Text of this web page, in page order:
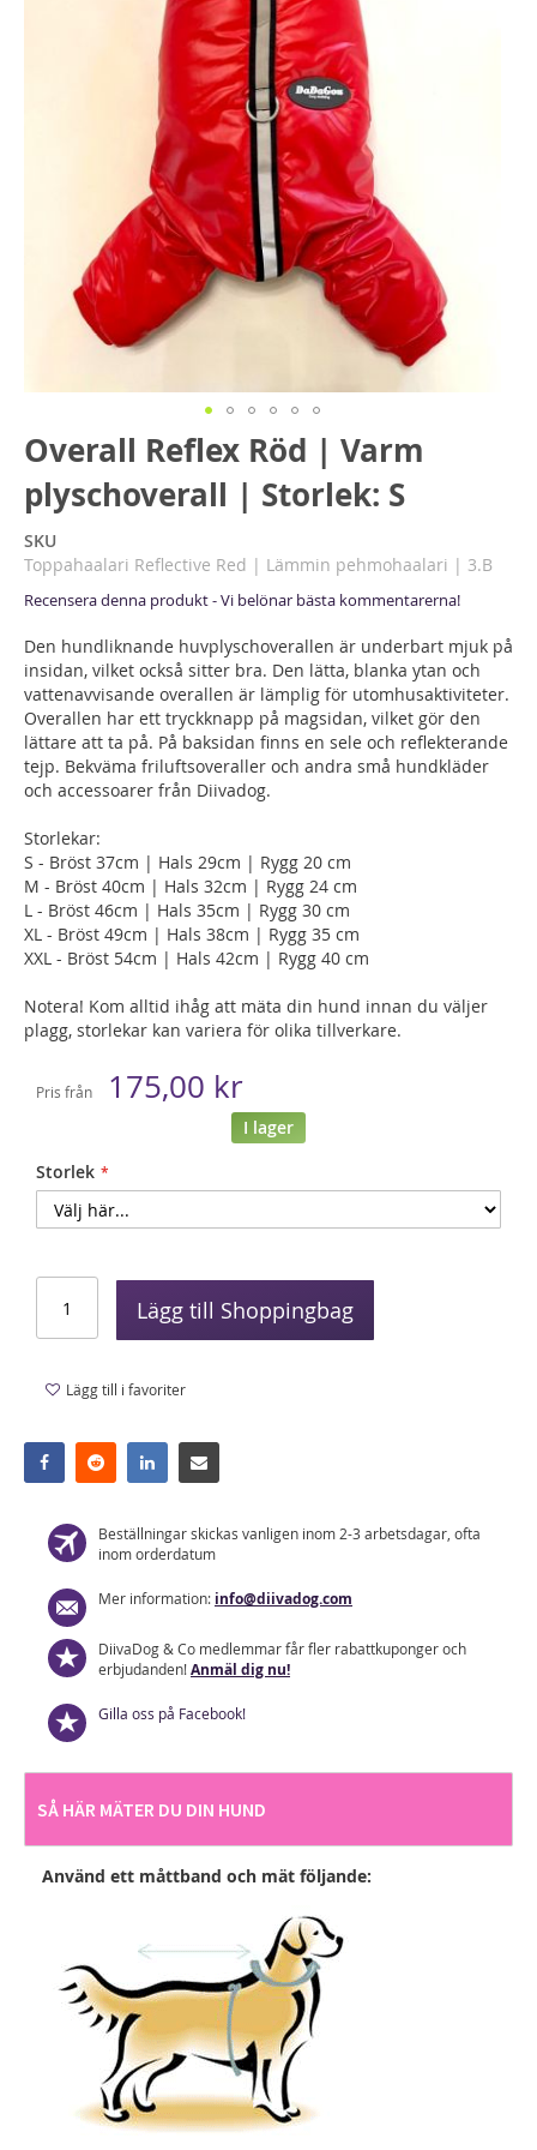
Beställningar skickas vanligen inom 2-3 arbetsdagar, ofta
inom orderdatum
Mer information: info@diivadog.com
DiivaDog & Co medlemmar får fler rabattkuponger och
erbjudanden!Anmäl dig nu!
Gilla oss på Facebook!
Overall Reflex Röd | Varm
plyschoverall | Storlek: S
SKU
Toppahaalari Reflective Red | Lämmin pehmohaalari | 3.B
Recensera denna produkt - Vi belönar bästa kommentarerna!
Den hundliknande huvplyschoverallen är underbart mjuk på
insidan, vilket också sitter bra. Den lätta, blanka ytan och
vattenavvisande overallen är lämplig för utomhusaktiviteter.
Overallen har ett tryckknapp på magsidan, vilket gör den
lättare att ta på. På baksidan finns en sele och reflekterande
tejp. Bekväma friluftsoveraller och andra små hundkläder
och accessoarer från Diivadog.
Storlekar:
S - Bröst 37cm | Hals 29cm | Rygg 20 cm
M - Bröst 40cm | Hals 32cm | Rygg 24 cm
L - Bröst 46cm | Hals 35cm | Rygg 30 cm
XL - Bröst 49cm | Hals 38cm | Rygg 35 cm
XXL - Bröst 54cm | Hals 42cm | Rygg 40 cm
Notera! Kom alltid ihåg att mäta din hund innan du väljer
plagg, storlekar kan variera för olika tillverkare.
Pris från 175,00 kr
I lager
Storlek
Lägg till Shoppingbag
Lägg till i favoriter
Hoppa
till
början
av
bildgalleriet
SÅ HÄR MÄTER DU DIN HUND
Använd ett måttband och mät följande: